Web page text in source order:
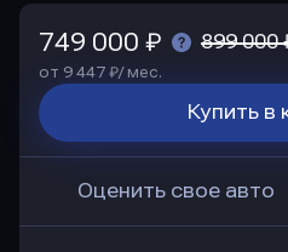
749 000 ₽ 899 000
от 9 447 ₽/ мес.
Купить в
Оценить свое авто